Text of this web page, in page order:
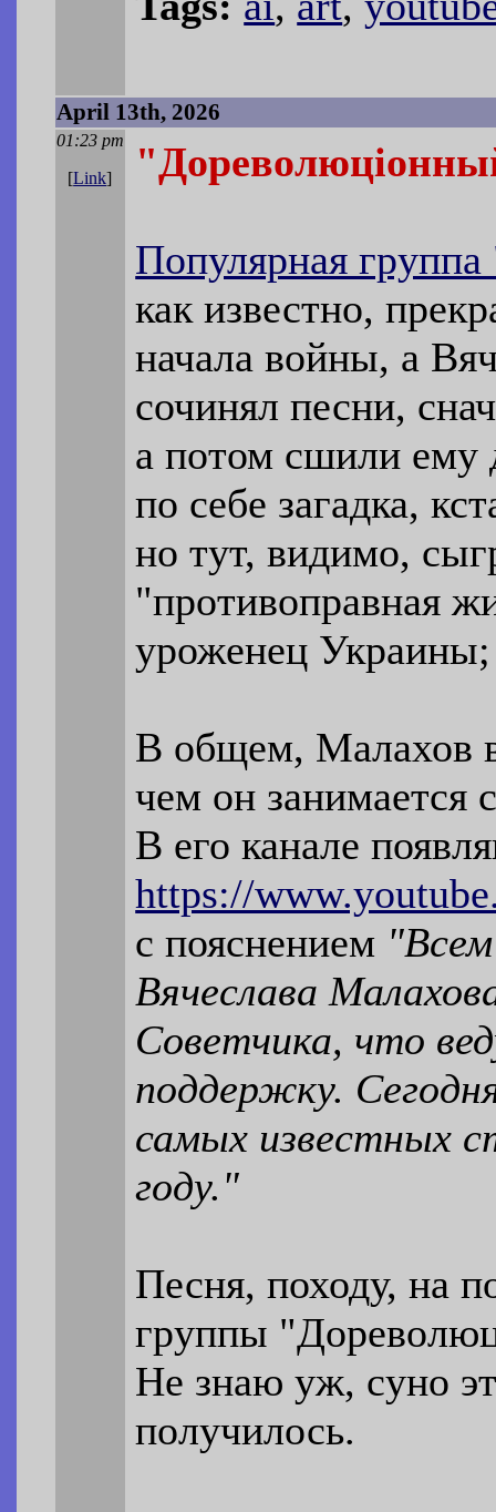
April 13th, 2026
01:23 pm
[Link]
Популярная
как известно,
начала войны, а
сочинял песни,
а потом сшили ему
по себе загадка,
но тут, видимо,
"противоправная
уроженец
В общем, Малахов в
чем он занимается
В его канале
https://
с пояснением
Вячеслава
Советчика, что
поддержку.
самых известных
году."
Песня, походу, на
группы
Не знаю уж, суно
получилось.